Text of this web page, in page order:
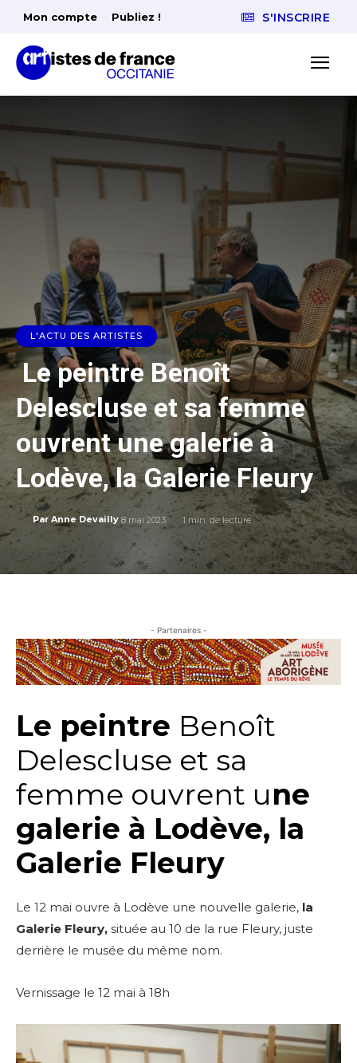
Mon compte Publiez ! S'INSCRIRE
L'ACTU DES ARTISTES
Le peintre Benoît
Delescluse et sa femme
ouvrent une galerie à
Lodève, la Galerie Fleury
Par Anne Devailly 8 mai 2023 1 min. de lecture
- Partenaires -
Le peintre Benoît
Delescluse et sa
femme ouvrent une
galerie à Lodève, la
Galerie Fleury
Le 12 mai ouvre à Lodève une nouvelle galerie, la
Galerie Fleury, située au 10 de la rue Fleury, juste
derrière le musée du même nom.
Vernissage le 12 mai à 18h